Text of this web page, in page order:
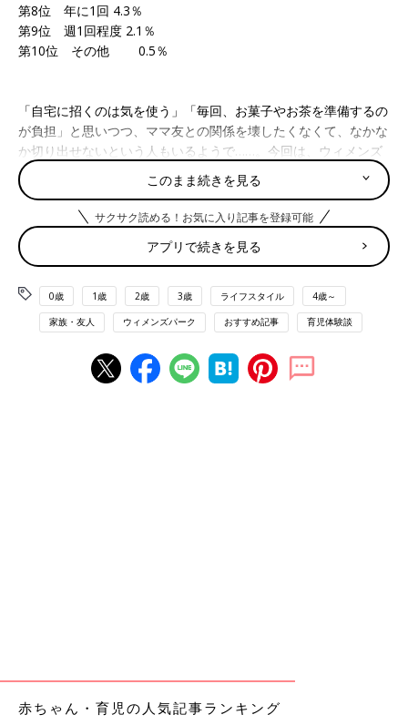
第8位 年に1回 4.3％
第9位 週1回程度 2.1％
第10位 その他 0.5％
「自宅に招くのは気を使う」「毎回、お菓子やお茶を準備するの
が負担」と思いつつ、ママ友との関係を壊したくなくて、なかな
か切り出せないという人もいるようで……。今回は、ウィメンズ
パークに寄せれらたママ友とのランチ会にまつわるお悩みとそれ
に対する先輩ママのアドバイスをご紹介します。
こちらもおすすめ→やっぱり！ 納得！ 好かれるママ友には共
通点があった！
ママ友好きだけど手土産が……
「ママ友のＡさんと月に1～3回ほどお茶やランチをしています。
した。Ａさんは義父母と同居、平日の昼間に家にいるのが苦痛で
できるだけ出かけたいそうです。お昼ごはんもうちで出すことが
われるだけでも嫌なのに、人の分のお昼ごはんの用意なんて絶対
このまま続きを見る
サクサク読める！お気に入り記事を登録可能
アプリで続きを見る
0歳 1歳 2歳 3歳 ライフスタイル 4歳～
家族・友人 ウィメンズパーク おすすめ記事 育児体験談
赤ちゃん・育児の人気記事ランキング